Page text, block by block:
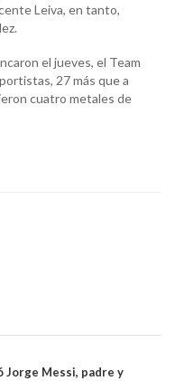
Leiva, en tanto,
el jueves, el Team
27 más que a
cuatro metales de
Jorge Messi, padre y